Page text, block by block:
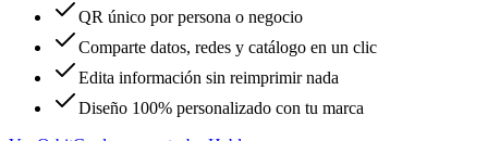
QR único por persona o negocio
Comparte datos, redes y catálogo en un clic
Edita información sin reimprimir nada
Diseño 100% personalizado con tu marca